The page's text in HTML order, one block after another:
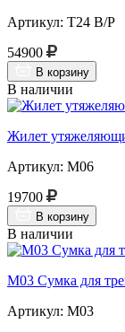
Артикул: Т24 В/Р
54900
В корзину
В наличии
Жилет
Артикул: М06
19700
В корзину
В наличии
М03 Сумка для
Артикул: М03